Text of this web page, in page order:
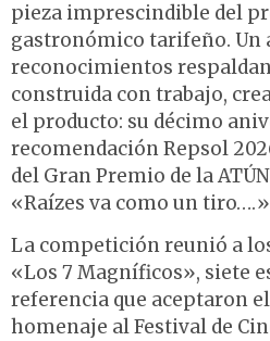
pieza imprescindible del
gastronómico tarifeño. Un
reconocimientos
construida con trabajo,
el producto: su décimo
recomendación Repsol
del Gran Premio de la ATÚN
«Raízes va como un tiro….»
La competición reunió a
«Los 7 Magníficos», siete
referencia que aceptaron
homenaje al Festival de